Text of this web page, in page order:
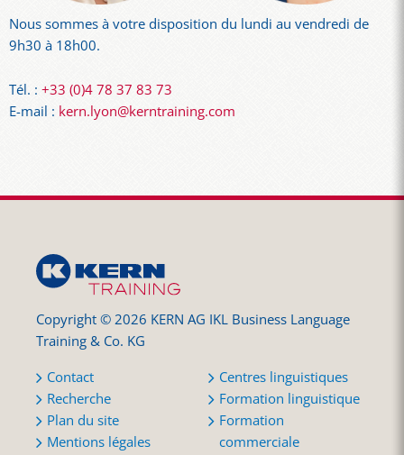
Nous sommes à votre disposition du lundi au vendredi de
9h30 à 18h00.
Tél. : +33 (0)4 78 37 83 73
E-mail : kern.lyon@kerntraining.com
Copyright © 2026 KERN AG IKL Business Language
Training & Co. KG
Contact
Recherche
Plan du site
Mentions légales
Centres linguistiques
Formation linguistique
Formation
commerciale